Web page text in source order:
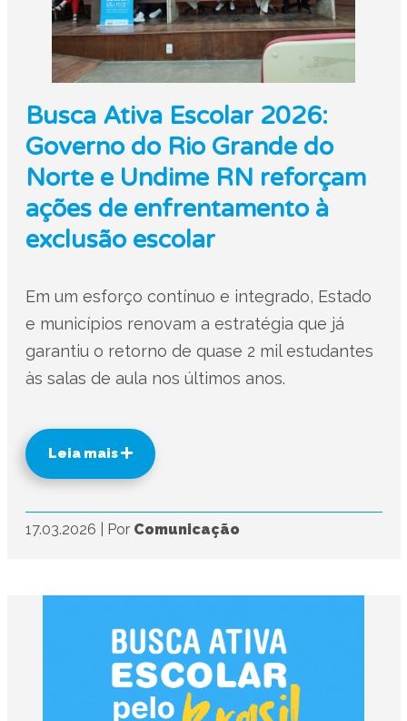
Busca Ativa Escolar 2026:
Governo do Rio Grande do
Norte e Undime RN reforçam
ações de enfrentamento à
exclusão escolar
Em um esforço contínuo e integrado, Estado
e municípios renovam a estratégia que já
garantiu o retorno de quase 2 mil estudantes
às salas de aula nos últimos anos.
Leia mais
17.03.2026 Por Comunicação